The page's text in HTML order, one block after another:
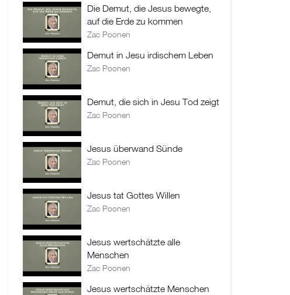
Die Demut, die Jesus bewegte,
auf die Erde zu kommen
Zac Poonen
Demut in Jesu irdischem Leben
Zac Poonen
Demut, die sich in Jesu Tod zeigt
Zac Poonen
Jesus überwand Sünde
Zac Poonen
Jesus tat Gottes Willen
Zac Poonen
Jesus wertschätzte alle
Menschen
Zac Poonen
Jesus wertschätzte Menschen